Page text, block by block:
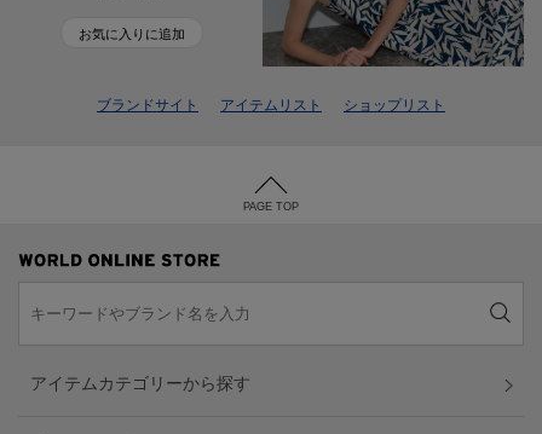
お気に入りに追加
ブランドサイト アイテムリスト ショップリスト
PAGE TOP
アイテムカテゴリーから探す